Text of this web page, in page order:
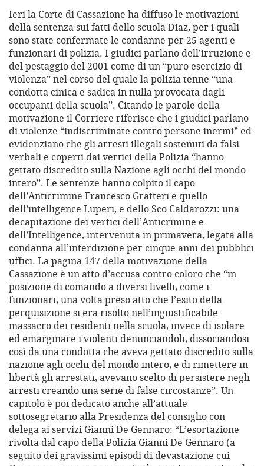
Ieri la Corte di Cassazione ha diffuso le motivazioni
della sentenza sui fatti dello scuola Diaz, per i quali
sono state confermate le condanne per 25 agenti e
funzionari di polizia. I giudici parlano dell’irruzione e
del pestaggio del 2001 come di un “puro esercizio di
violenza” nel corso del quale la polizia tenne “una
condotta cinica e sadica in nulla provocata dagli
occupanti della scuola”. Citando le parole della
motivazione il Corriere riferisce che i giudici parlano
di violenze “indiscriminate contro persone inermi” ed
evidenziano che gli arresti illegali sostenuti da falsi
verbali e coperti dai vertici della Polizia “hanno
gettato discredito sulla Nazione agli occhi del mondo
intero”. Le sentenze hanno colpito il capo
dell’Anticrimine Francesco Gratteri e quello
dell’intelligence Luperi, e dello Sco Caldarozzi: una
decapitazione dei vertici dell’Anticrimine e
dell’Intelligence, intervenuta in primavera, legata alla
condanna all’interdizione per cinque anni dei pubblici
uffici. La pagina 147 della motivazione della
Cassazione è un atto d’accusa contro coloro che “in
posizione di comando a diversi livelli, come i
funzionari, una volta preso atto che l’esito della
perquisizione si era risolto nell’ingiustificabile
massacro dei residenti nella scuola, invece di isolare
ed emarginare i violenti denunciandoli, dissociandosi
così da una condotta che aveva gettato discredito sulla
nazione agli occhi del mondo intero, e di rimettere in
libertà gli arrestati, avevano scelto di persistere negli
arresti creando una serie di false circostanze”. Un
capitolo è poi dedicato anche all’attuale
sottosegretario alla Presidenza del consiglio con
delega ai servizi Gianni De Gennaro: “L’esortazione
rivolta dal capo della Polizia Gianni De Gennaro (a
seguito dei gravissimi episodi di devastazione cui